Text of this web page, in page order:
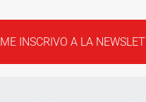
ME INSCRIVO A LA